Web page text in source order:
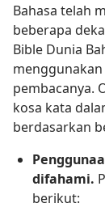
Bahasa telah
beberapa
Bible Dunia
pembacanya.
kosa kata
berdasarkan
difahami.
berikut: